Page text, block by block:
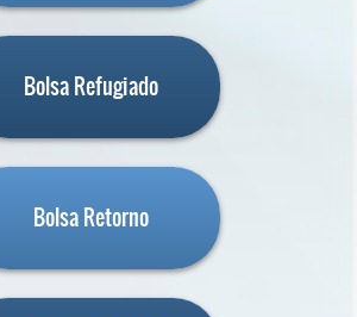
Bolsa Refugiado
Bolsa Retorno